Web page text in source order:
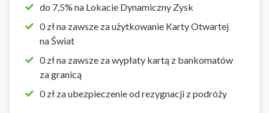
do 7,5% na Lokacie Dynamiczny Zysk
0 zł na zawsze za użytkowanie Karty Otwartej
na Świat
0 zł na zawsze za wypłaty kartą z bankomatów
za granicą
0 zł za ubezpieczenie od rezygnacji z podróży